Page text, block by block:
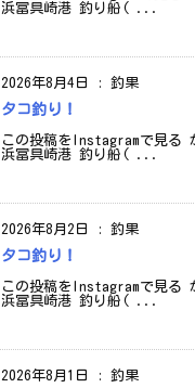
浜冨具崎港 釣り船( ...
2026年8月4日 : 釣果
タコ釣り！
この投稿をInstagramで見る
浜冨具崎港 釣り船( ...
2026年8月2日 : 釣果
タコ釣り！
この投稿をInstagramで見る
浜冨具崎港 釣り船( ...
2026年8月1日 : 釣果